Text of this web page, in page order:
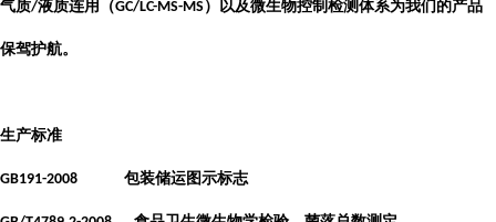
气质/液质连用（GC/LC-MS-MS）以及微生物控制检测体系为我们的产品
保驾护航。
生产标准
GB191-2008 包装储运图示标志